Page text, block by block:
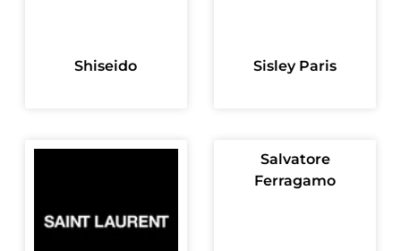
Shiseido Sisley Paris
Salvatore
Ferragamo